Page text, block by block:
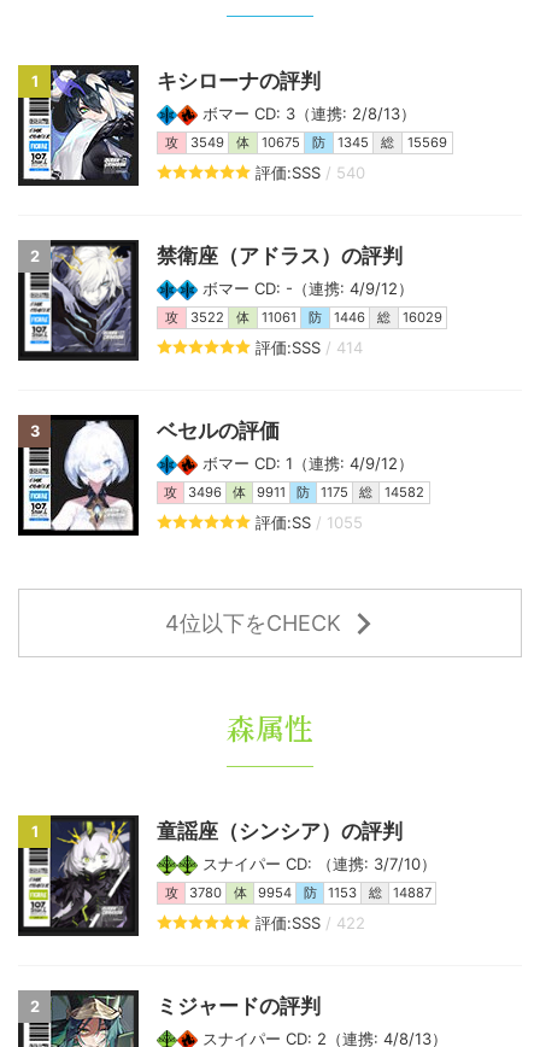
1 キシローナの評判
ボマー CD: 3（連携: 2/8/13）
攻 3549 体 10675 防 1345 総 15569
評価:SSS / 540
2 禁衛座（アドラス）の評判
ボマー CD: -（連携: 4/9/12）
攻 3522 体 11061 防 1446 総 16029
評価:SSS / 414
3 ベセルの評価
ボマー CD: 1（連携: 4/9/12）
攻 3496 体 9911 防 1175 総 14582
評価:SS / 1055
4位以下をCHECK
森属性
1 童謡座（シンシア）の評判
スナイパー CD: （連携: 3/7/10）
攻 3780 体 9954 防 1153 総 14887
評価:SSS / 422
2 ミジャードの評判
スナイパー CD: 2（連携: 4/8/13）